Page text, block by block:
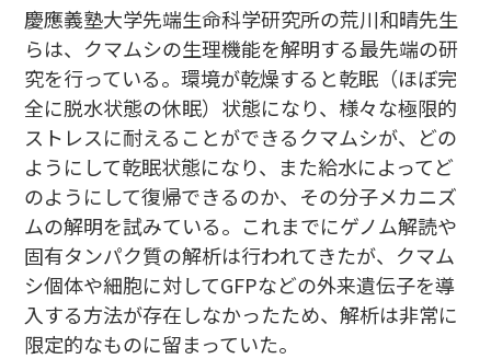
慶應義塾大学先端生命科学研究所の荒川和晴先生
らは、クマムシの生理機能を解明する最先端の研
究を行っている。環境が乾燥すると乾眠（ほぼ完
全に脱水状態の休眠）状態になり、様々な極限的
ストレスに耐えることができるクマムシが、どの
ようにして乾眠状態になり、また給水によってど
のようにして復帰できるのか、その分子メカニズ
ムの解明を試みている。これまでにゲノム解読や
固有タンパク質の解析は行われてきたが、クマム
シ個体や細胞に対してGFPなどの外来遺伝子を導
入する方法が存在しなかったため、解析は非常に
限定的なものに留まっていた。